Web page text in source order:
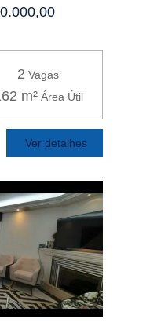
2 Vagas
m²Área Útil
Ver detalhes